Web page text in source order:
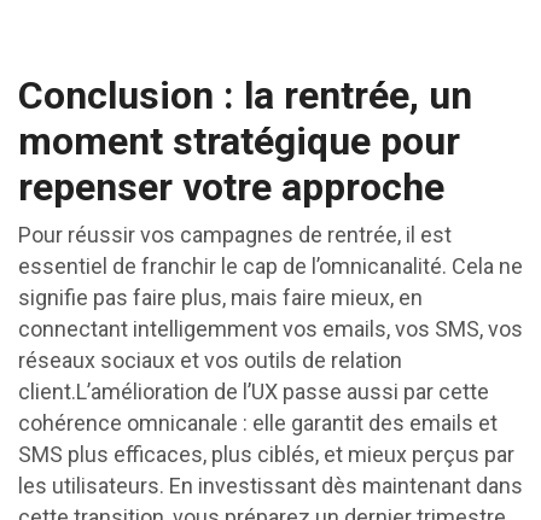
Conclusion : la rentrée, un
moment stratégique pour
repenser votre approche
Pour réussir vos campagnes de rentrée, il est
essentiel de franchir le cap de l’omnicanalité. Cela ne
signifie pas faire plus, mais faire mieux, en
connectant intelligemment vos emails, vos SMS, vos
réseaux sociaux et vos outils de relation
client.L’amélioration de l’UX passe aussi par cette
cohérence omnicanale : elle garantit des emails et
SMS plus efficaces, plus ciblés, et mieux perçus par
les utilisateurs. En investissant dès maintenant dans